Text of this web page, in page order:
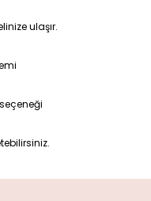
ulaşır.